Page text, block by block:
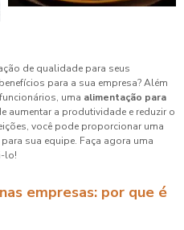
de qualidade para seus
para a sua empresa? Além
uma alimentação para
aumentar a produtividade e reduzir o
você pode proporcionar uma
sua equipe. Faça agora uma
lo!
empresas: por que é